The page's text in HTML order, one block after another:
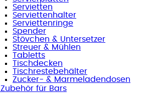
Servietten
Serviettenhalter
Serviettenringe
Spender
Stövchen & Untersetzer
Streuer & Mühlen
Tabletts
Tischdecken
Tischrestebehälter
Zucker- & Marmeladendosen
Zubehör für Bars